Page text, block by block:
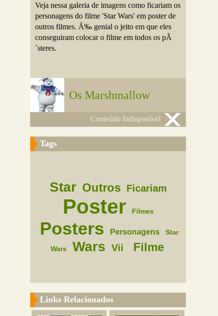
Veja nessa galeria de imagens como ficariam os
personagens do filme 'Star Wars' em poster de
outros filmes. Ã‰ genial o jeito em que eles
conseguiram colocar o filme em todos os pÃ
´steres.
Os Marshmallow
Conteúdo Indisponível
Tags
Star Outros Ficariam
Poster Filmes
Posters Personagens Star
Wars Wars Vii Filme
Links Relacionados